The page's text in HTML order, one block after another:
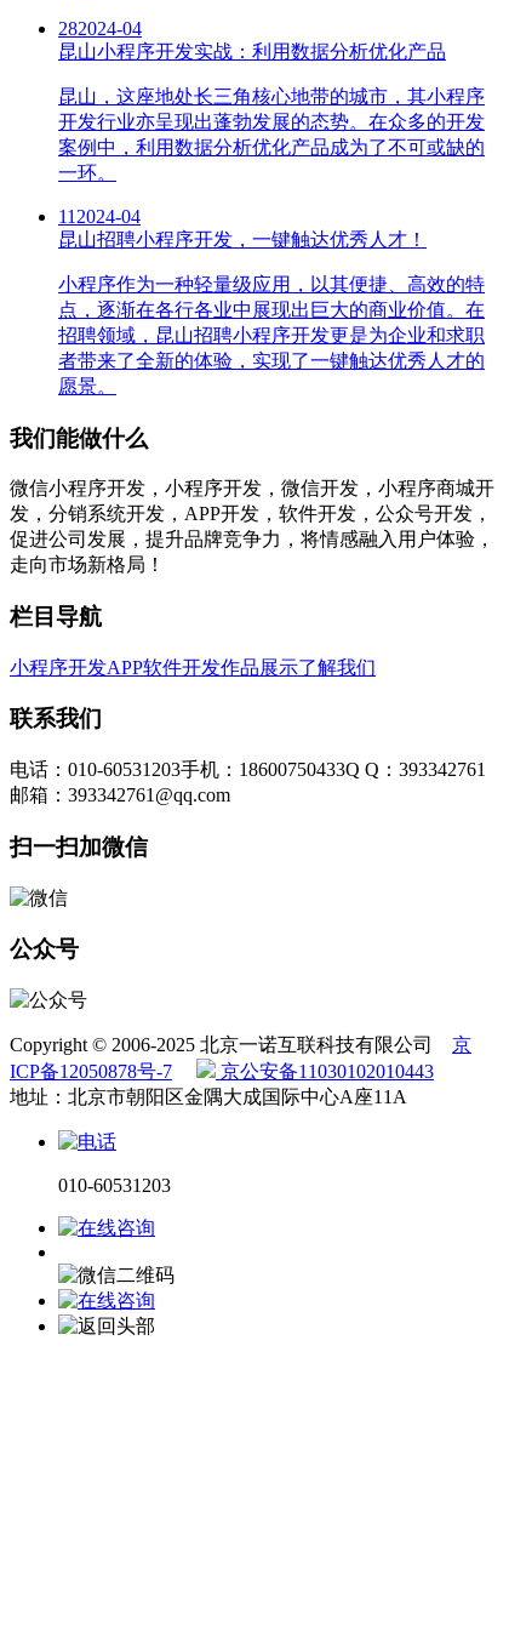
282024-04
昆山小程序开发实战：利用数据分析优化产品
昆山，这座地处长三角核心地带的城市，其小程序
开发行业亦呈现出蓬勃发展的态势。在众多的开发
案例中，利用数据分析优化产品成为了不可或缺的
一环。
11 2024-04
昆山招聘小程序开发，一键触达优秀人才！
小程序作为一种轻量级应用，以其便捷、高效的特
点，逐渐在各行各业中展现出巨大的商业价值。在
招聘领域，昆山招聘小程序开发更是为企业和求职
者带来了全新的体验，实现了一键触达优秀人才的
愿景。
我们能做什么
微信小程序开发，小程序开发，微信开发，小程序商城开
发，分销系统开发，APP开发，软件开发，公众号开发，
促进公司发展，提升品牌竞争力，将情感融入用户体验，
走向市场新格局！
栏目导航
小程序开发APP软件开发作品展示了解我们
联系我们
电话：010-60531203手机：18600750433Q Q：393342761
邮箱：393342761@qq.com
扫一扫加微信
公众号
Copyright © 2006-2025 北京一诺互联科技有限公司 京
ICP备12050878号-7
京公安备11030102010443
地址：北京市朝阳区金隅大成国际中心A座11A
010-60531203